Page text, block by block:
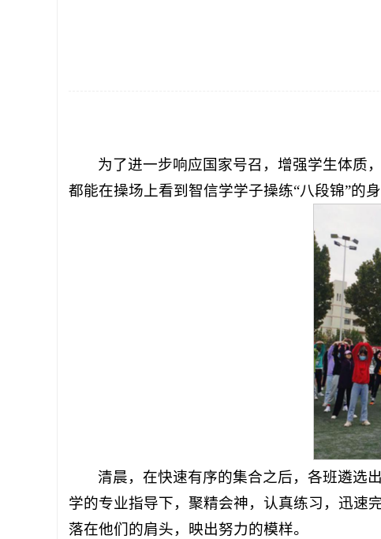
为了进一步响应国家号召，增强学生体质
都能在操场上看到智信学学子操练“八段锦”的身
清晨，在快速有序的集合之后，各班遴选
学的专业指导下，聚精会神，认真练习，迅速
落在他们的肩头，映出努力的模样。